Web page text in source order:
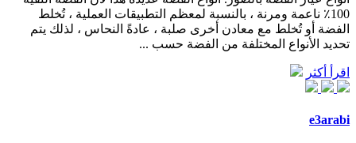
100٪ ناعمة ومرنة ، بالنسبة لمعظم التطبيقات العملية ، تُخلط
الفضة أو تُخلط مع معادن أخرى صلبة ، عادةً النحاس ، لذلك يتم
تحديد الأنواع المختلفة من الفضة حسب ...
اقرأ أكثر
e3arabi